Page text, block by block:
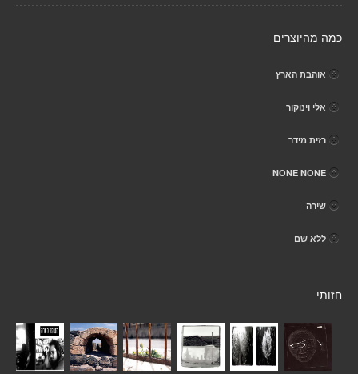
כמה מהיוצרים
אוהבת הארץ
אלי וינוקור
רזית מידר
NONE NONE
שירה
ללא שם
חזותי